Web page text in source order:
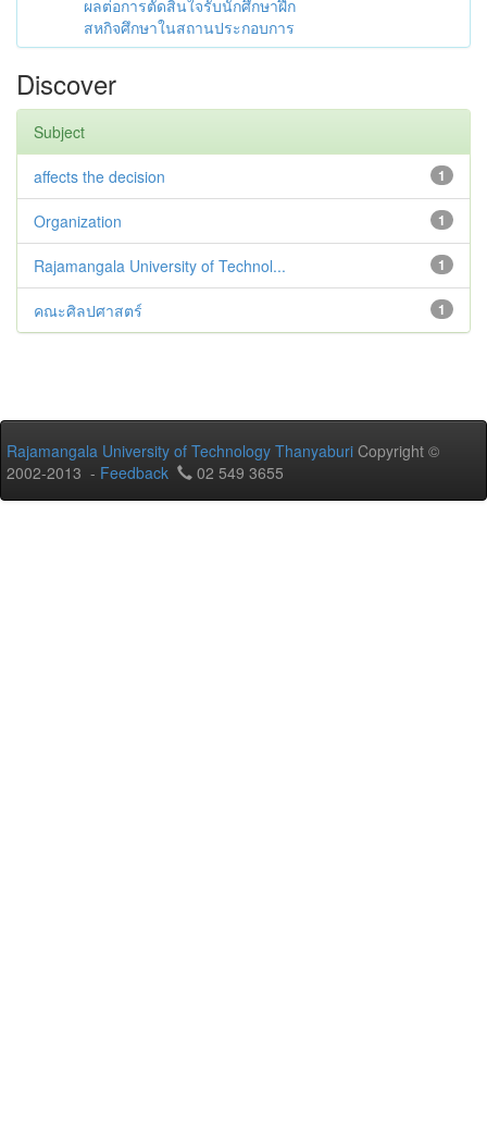
ผลต่อการตัดสินใจรับนักศึกษาฝึก
สหกิจศึกษาในสถานประกอบการ
Discover
Subject
1
affects the decision
1
Organization
1
Rajamangala University of Technol...
1
คณะศิลปศาสตร์
Rajamangala University of Technology Thanyaburi Copyright ©
2002-2013 - Feedback 02 549 3655